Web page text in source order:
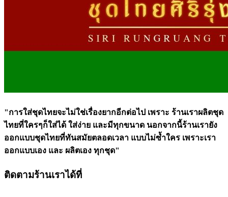
"การใส่ชุดไทยจะไม่ใช่เรื่องยากอีกต่อไป เพราะ ร้านเราผลิตชุด
ไทยที่ใครๆก็ใส่ได้ ใส่ง่าย และมีทุกขนาด นอกจากนี้ร้านเรายัง
ออกแบบชุดไทยที่ทันสมัยตลอดเวลา แบบไม่ซ้ำใคร เพราะเรา
ออกแบบเอง และ ผลิตเอง ทุกชุด"
ติดตามร้านเราได้ที่